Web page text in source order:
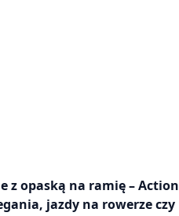
z opaską na ramię – Action
jazdy na rowerze czy